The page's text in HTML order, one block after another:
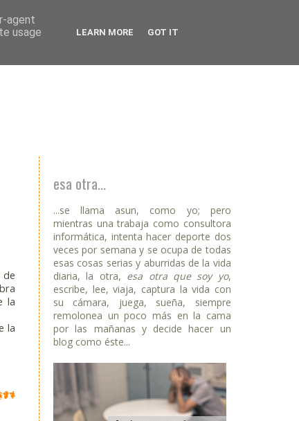
la
la
esa otra...
...se llama asun, como yo; pero
mientras una trabaja como consultora
informática, intenta hacer deporte dos
veces por semana y se ocupa de todas
esas cosas serias y aburridas de la vida
diaria, la otra, esa otra que soy yo,
escribe, lee, viaja, captura la vida con
su cámara, juega, sueña, siempre
remolonea un poco más en la cama
por las mañanas y decide hacer un
blog como éste...
agent
usage
LEARN MORE GOT IT